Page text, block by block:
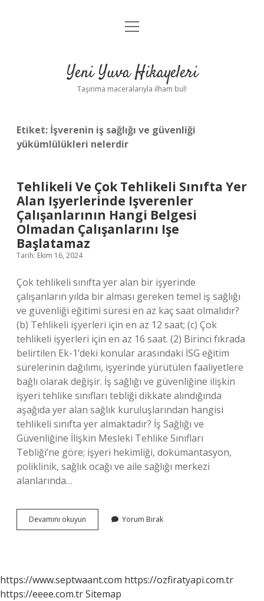
Anasayfa
Yasal Uyarı
menüyü
Yeni Yuva Hikayeleri
Taşınma maceralarıyla ilham bul!
Etiket: İşverenin iş sağlığı ve güvenliği
yükümlülükleri nelerdir
Tehlikeli Ve Çok Tehlikeli Sınıfta Yer
Alan Işyerlerinde Işverenler
Çalışanlarının Hangi Belgesi
Olmadan Çalışanlarını Işe
Başlatamaz
Tarih: Ekim 16, 2024
Çok tehlikeli sınıfta yer alan bir işyerinde
çalışanların yılda bir alması gereken temel iş sağlığı
ve güvenliği eğitimi süresi en az kaç saat olmalıdır?
(b) Tehlikeli işyerleri için en az 12 saat; (c) Çok
tehlikeli işyerleri için en az 16 saat. (2) Birinci fıkrada
belirtilen Ek-1’deki konular arasındaki İSG eğitim
sürelerinin dağılımı, işyerinde yürütülen faaliyetlere
bağlı olarak değişir. İş sağlığı ve güvenliğine ilişkin
işyeri tehlike sınıfları tebliği dikkate alındığında
aşağıda yer alan sağlık kuruluşlarından hangisi
tehlikeli sınıfta yer almaktadır? İş Sağlığı ve
Güvenliğine İlişkin Mesleki Tehlike Sınıfları
Tebliği’ne göre; işyeri hekimliği, dokümantasyon,
poliklinik, sağlık ocağı ve aile sağlığı merkezi
alanlarında…
Devamını okuyun Tehlikeli
Ve
Alan
Işyerlerinde
Yorum Bırak
https://www.septwaant.com https://ozfiratyapi.com.tr
https://eeee.com.trSitemap